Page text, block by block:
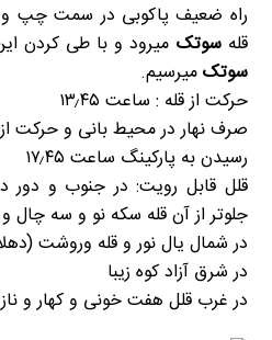
راه ضعیف پاکوبی در سمت چپ
قلهسوتک میرود و با طی کردن این راه
سوتکمیرسیم.
حرکت از قله : ساعت ۱۳٫۴۵
صرف نهار در محیط بانی و حرکت از
رسیدن به پارکینگ ساعت ۱۷٫۴۵
قلل قابل رویت: در جنوب و
جلوتر از آن قله سکه نو و سه چال
در شمال یال نور و قله وروشت
در شرق آزاد کوه زیبا
در غرب قلل هفت خونی و کهار و ناز